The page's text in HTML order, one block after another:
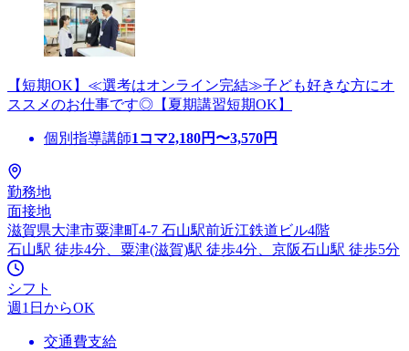
【短期OK】≪選考はオンライン完結≫子ども好きな方にオ
ススメのお仕事です◎【夏期講習短期OK】
個別指導講師1コマ2,180円〜3,570円
勤務地
面接地
滋賀県大津市粟津町4-7 石山駅前近江鉄道ビル4階
石山駅 徒歩4分、粟津(滋賀)駅 徒歩4分、京阪石山駅 徒歩5分
シフト
週1日からOK
交通費支給